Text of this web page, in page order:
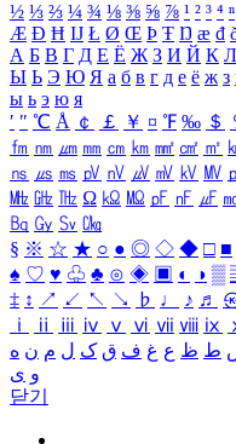
½ ⅓ ⅔ ¼ ¾ ⅛ ⅜ ⅝ ⅞ ¹ ² ³ ⁴ ⁿ
Æ Ð Ħ Ĳ Ł Ø Œ Þ Ŧ Ŋ æ đ
А Б В Г Д Е Ё Ж З И Й К Л
Ы Ь Э Ю Я а б в г д е ё ж з
ы ь э ю я
′ ″ ℃ Å ￠ ￡ ￥ ¤ ℉ ‰ ＄
㎙ ㎚ ㎛ ㎜ ㎝ ㎞ ㎟ ㎠ ㎡
㎱ ㎲ ㎳ ㎴ ㎵ ㎶ ㎷ ㎸ ㎹
㎒ ㎓ ㎔ Ω ㏀ ㏁ ㎊ ㎋ ㎌
㏃ ㏉ ㏜ ㏆
§ ※ ☆ ★ ○ ● ◎ ◇ ◆ □ ■
♠ ♡ ♥ ♧ ♣ ⊙ ◈ ▣ ◐ ◑ ▒
‡ ↕ ↗ ↙ ↖ ↘ ♭ ♩ ♪ ♬
ⅰ
ⅱ ⅲ ⅳ ⅴ ⅵ ⅶ ⅷ ⅸ
ط ظ ع غ ف ق ک ل م ن ه
و ی
닫기